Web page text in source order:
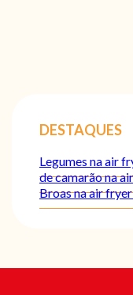
DESTAQUES
Legumes na air
de camarão na
Broas na air